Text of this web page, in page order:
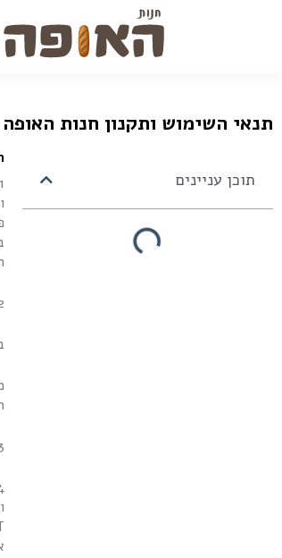
תנאי השימוש ותקנון חנות האופה
תוכן עניינים
2. על מנת למנוע כל אפשרות של תקלה
3. פרטי המזמין יעודכנו